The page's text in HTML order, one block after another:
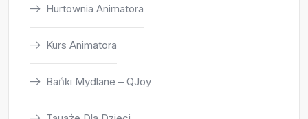
Hurtownia Animatora
Kurs Animatora
Bańki Mydlane – QJoy